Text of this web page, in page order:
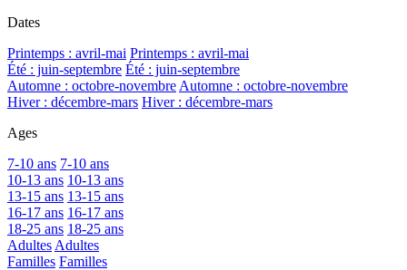
Dates
Printemps : avril-mai Printemps : avril-mai
Été : juin-septembre Été : juin-septembre
Automne : octobre-novembre Automne : octobre-novembre
Hiver : décembre-mars Hiver : décembre-mars
Ages
7-10 ans 7-10 ans
10-13 ans 10-13 ans
13-15 ans 13-15 ans
16-17 ans 16-17 ans
18-25 ans 18-25 ans
Adultes Adultes
Familles Familles